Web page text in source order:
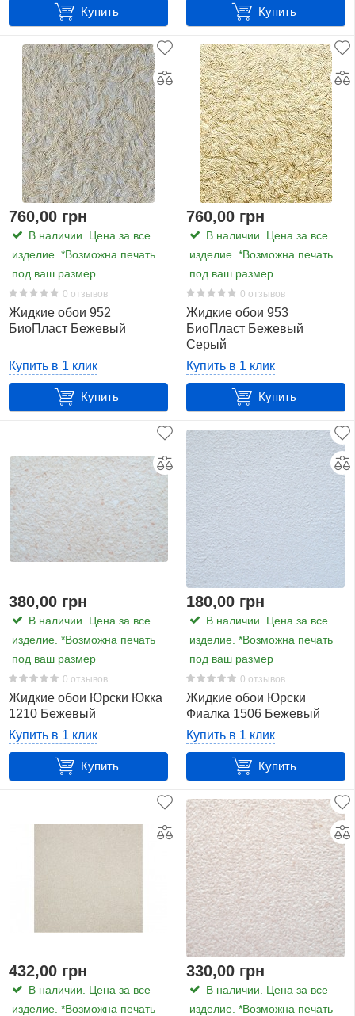
Купить Купить
760,00 грн
В наличии. Цена за все
изделие. *Возможна печать
под ваш размер
0 отзывов
Жидкие обои 952
БиоПласт Бежевый
Купить в 1 клик
Купить
760,00 грн
В наличии. Цена за все
изделие. *Возможна печать
под ваш размер
0 отзывов
Жидкие обои 953
БиоПласт Бежевый
Серый
Купить в 1 клик
Купить
380,00 грн
В наличии. Цена за все
изделие. *Возможна печать
под ваш размер
0 отзывов
Жидкие обои Юрски Юкка
1210 Бежевый
Купить в 1 клик
Купить
180,00 грн
В наличии. Цена за все
изделие. *Возможна печать
под ваш размер
0 отзывов
Жидкие обои Юрски
Фиалка 1506 Бежевый
Купить в 1 клик
Купить
432,00 грн
В наличии. Цена за все
изделие. *Возможна печать
330,00 грн
В наличии. Цена за все
изделие. *Возможна печать